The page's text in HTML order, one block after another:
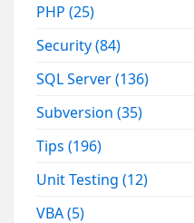
PHP(25)
Security(84)
SQL Server(136)
Subversion(35)
Tips(196)
Unit Testing(12)
VBA(5)